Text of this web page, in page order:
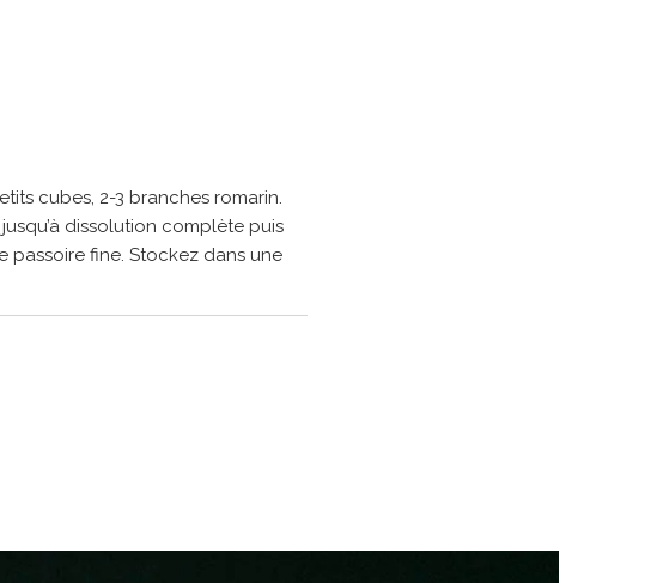
cubes, 2-3 branches romarin.
dissolution complète puis
passoire fine. Stockez dans une